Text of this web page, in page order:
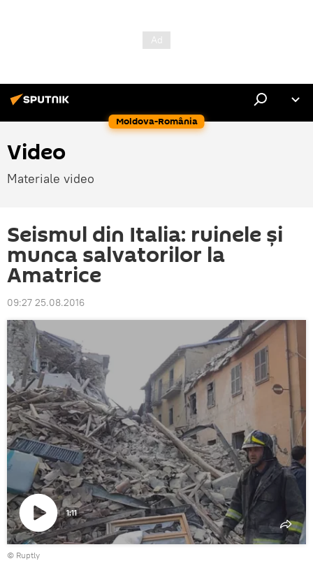
Moldova-România
Video
Materiale video
Seismul din Italia: ruinele și
munca salvatorilor la
Amatrice
09:27 25.08.2016
Play
Video
1:11
© Ruptly